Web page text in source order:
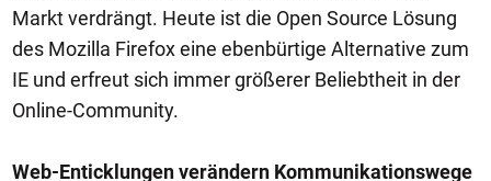
Markt verdrängt. Heute ist die Open Source Lösung
des Mozilla Firefox eine ebenbürtige Alternative zum
IE und erfreut sich immer größerer Beliebtheit in der
Online-Community.
Web-Enticklungen verändern Kommunikationswege